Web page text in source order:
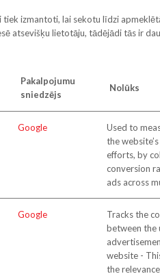
izmantoti, lai sekotu līdzi
atsevišķu lietotāju, tādējādi tās ir
Pakalpojumu
sniedzējs
Nolūks
Google
Used to
the
efforts, by
conversion
ads across
Google
Tracks the
between the
website -
the